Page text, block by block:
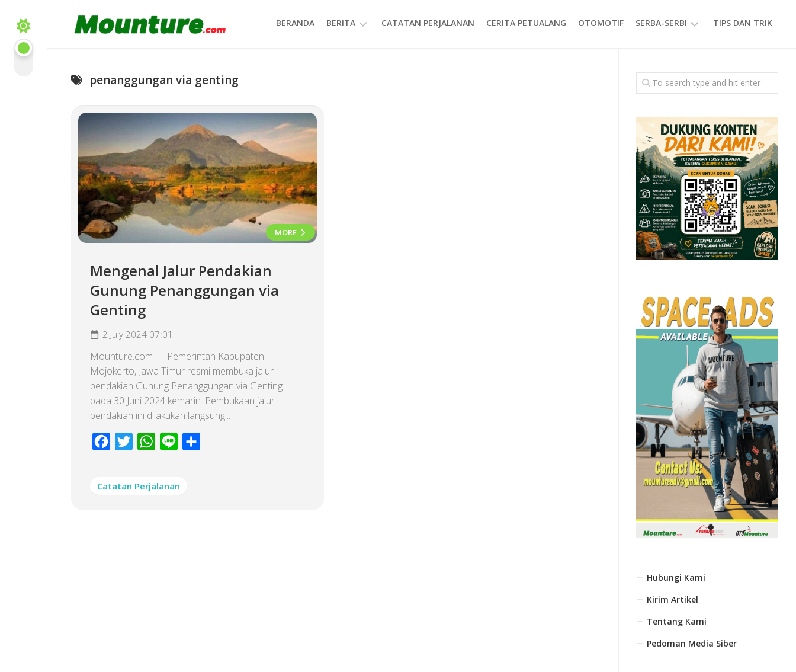
content
BERANDA BERITA CATATAN PERJALANAN CERITA PETUALANG OTOMOTIF SERBA-SERBI
GAYA
HIDUP
TIPS DAN TRIK
penanggungan via genting
MORE
Mengenal Jalur Pendakian
Gunung Penanggungan via
Genting
2 July 2024 07:01
Mounture.com — Pemerintah Kabupaten
Mojokerto, Jawa Timur resmi membuka jalur
pendakian Gunung Penanggungan via Genting
pada 30 Juni 2024 kemarin. Pembukaan jalur
pendakian ini dilakukan langsung...
Facebook
Twitter WhatsApp
Line
Catatan Perjalanan
Hubungi Kami
Kirim Artikel
Tentang Kami
Pedoman Media Siber